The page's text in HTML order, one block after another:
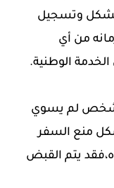
مشكل وتسجيل
من أي
الخدمة الوطنية.
شخص لم يسوي
منع السفر
يتم القبض